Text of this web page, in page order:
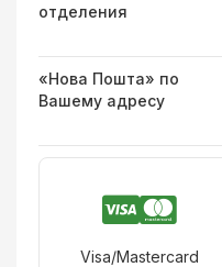
отделения
«Нова Пошта» по
Вашему адресу
Visa/Mastercard